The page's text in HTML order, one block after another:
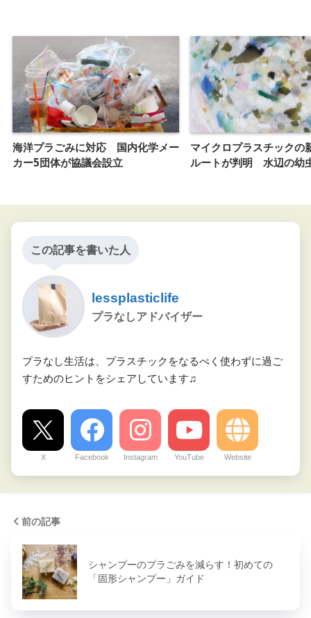
海洋プラごみに対応 国内化学メー
カー5団体が協議会設立
マイクロプラスチックの
ルートが判明 水辺の幼
この記事を書いた人
lessplasticlife
プラなしアドバイザー
プラなし生活は、プラスチックをなるべく使わずに過ご
すためのヒントをシェアしています♫
X Facebook Instagram YouTube Website
前の記事
シャンプーのプラごみを減らす！初めての
「固形シャンプー」ガイド